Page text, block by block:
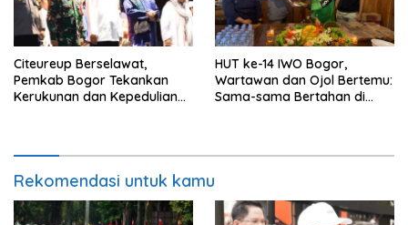
Citeureup Berselawat,
Pemkab Bogor Tekankan
Kerukunan dan Kepedulian
HUT ke-14 IWO Bogor,
Wartawan dan Ojol Bertemu:
Sama-sama Bertahan di
Rekomendasi untuk kamu